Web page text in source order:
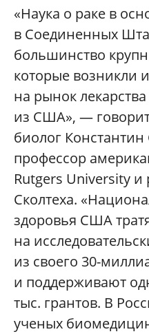
«Наука о раке в
в Соединенных
большинство
которые возникли
на рынок
из США», —
биолог
профессор
Rutgers University и
Сколтеха.
здоровья США
на
из своего 30-
и поддерживают
тыс. грантов. В
ученых